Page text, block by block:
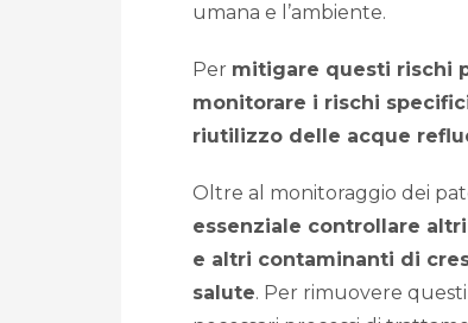
umana e l’ambiente.
Per mitigare questi rischi
monitorare i rischi
riutilizzo delle acque
Oltre al monitoraggio dei
essenziale controllare
e altri contaminanti di
salute. Per rimuovere